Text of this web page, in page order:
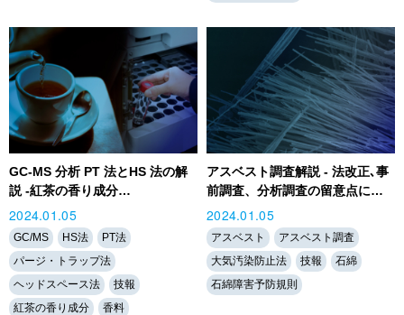
GC-MS 分析 PT 法とHS 法の解
説 -紅茶の香り成分…
2024.01.05
GC/MS HS法
PT法
パージ・トラップ法
ヘッドスペース法
技報
紅茶の香り成分
香料
アスベスト調査解説 - 法改正､事
前調査、分析調査の留意点に…
2024.01.05
アスベスト
アスベスト調査
大気汚染防止法
技報
石綿
石綿障害予防規則